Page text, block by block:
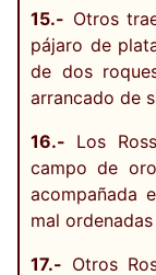
15.- Otros
pájaro de
de dos
arrancado de
16.- Los
campo de
acompañada
mal
17.- Otros